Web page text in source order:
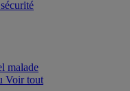
malade
Voir tout